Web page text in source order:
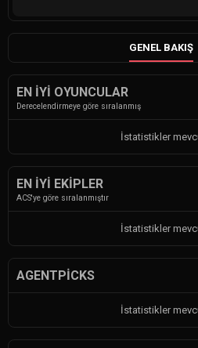
GENEL BAKIŞ
EN İYI OYUNCULAR
Derecelendirmeye göre sıralanmış
İstatistikler
EN İYI EKIPLER
ACS'ye göre sıralanmıştır
İstatistikler
AGENTPICKS
İstatistikler